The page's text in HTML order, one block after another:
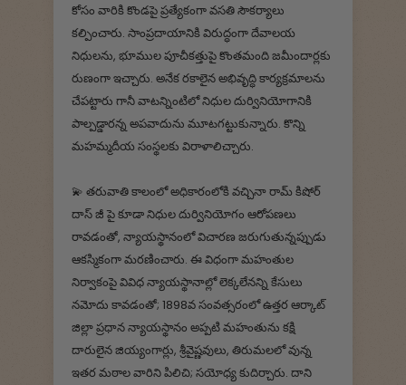
కోసం వారికి కొండపై ప్రత్యేకంగా వసతి సౌకర్యాలు
కల్పించారు. సాంప్రదాయానికి విరుద్ధంగా దేవాలయ
నిధులను, భూముల పూచీకత్తుపై కొంతమంది జమీందార్లకు
రుణంగా ఇచ్చారు. అనేక రకాలైన అభివృద్ధి కార్యక్రమాలను
చేపట్టారు గానీ వాటన్నింటిలో నిధుల దుర్వినియోగానికి
పాల్పడ్డారన్న అపవాదును మూటగట్టుకున్నారు. కొన్ని
మహమ్మదీయ సంస్థలకు విరాళాలిచ్చారు.
💫 తరువాతి కాలంలో అధికారంలోకి వచ్చినా రామ్ కిషోర్
దాస్ జీ పై కూడా నిధుల దుర్వినియోగం ఆరోపణలు
రావడంతో, న్యాయస్థానంలో విచారణ జరుగుతున్నప్పుడు
ఆకస్మికంగా మరణించారు. ఈ విధంగా మహంతుల
నిర్వాకంపై వివిధ న్యాయస్థానాల్లో లెక్కలేనన్ని కేసులు
నమోదు కావడంతో; 1898వ సంవత్సరంలో ఉత్తర ఆర్కాట్
జిల్లా ప్రధాన న్యాయస్థానం అప్పటి మహంతును కక్షి
దారులైన జియ్యంగార్లు, శ్రీవైష్ణవులు, తిరుమలలో వున్న
ఇతర మఠాల వారిని పిలిచి; సయోధ్య కుదిర్చారు. దాని